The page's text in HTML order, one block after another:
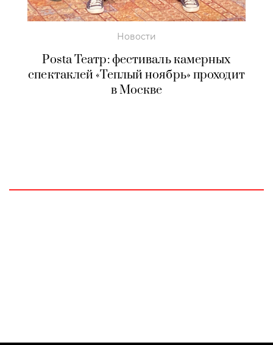
Новости
Posta Театр: фестиваль камерных
спектаклей «Теплый ноябрь» проходит
в Москве